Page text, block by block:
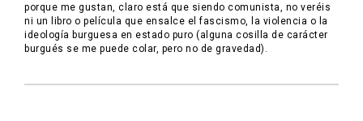
porque me gustan, claro está que siendo comunista, no veréis
ni un libro o película que ensalce el fascismo, la violencia o la
ideología burguesa en estado puro (alguna cosilla de carácter
burgués se me puede colar, pero no de gravedad).